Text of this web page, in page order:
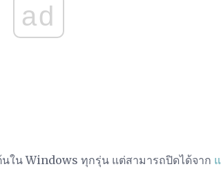
ad
ใน Windows ทุกรุ่น แต่สามารถปิดได้จาก